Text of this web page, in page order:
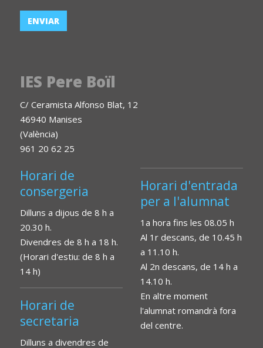
IES Pere Boïl
C/ Ceramista Alfonso Blat, 12
46940 Manises
(València)
961 20 62 25
Horari de
consergeria
Dilluns a dijous de 8 h a
20.30 h.
Divendres de 8 h a 18 h.
(Horari d'estiu: de 8 h a
14 h)
Horari de
secretaria
Dilluns a divendres de
Horari d'entrada
per a l'alumnat
1a hora fins les 08.05 h
Al 1r descans, de 10.45 h
a 11.10 h.
Al 2n descans, de 14 h a
14.10 h.
En altre moment
l'alumnat romandrà fora
del centre.